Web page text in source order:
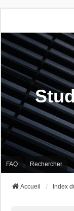
FAQ Rechercher
Accueil Index